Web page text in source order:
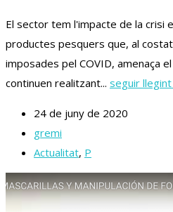
El sector tem l'impacte de la crisi
productes pesquers que, al
imposades pel COVID, amenaça
continuen realitzant... seguir
24 de juny de 2020
gremi
Actualitat, P